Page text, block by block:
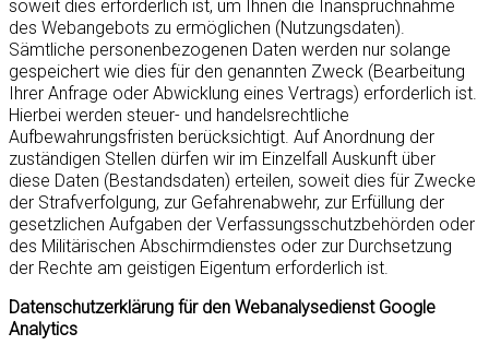
soweit dies erforderlich ist, um Ihnen die Inanspruchnahme
des Webangebots zu ermöglichen (Nutzungsdaten).
Sämtliche personenbezogenen Daten werden nur solange
gespeichert wie dies für den genannten Zweck (Bearbeitung
Ihrer Anfrage oder Abwicklung eines Vertrags) erforderlich ist.
Hierbei werden steuer- und handelsrechtliche
Aufbewahrungsfristen berücksichtigt. Auf Anordnung der
zuständigen Stellen dürfen wir im Einzelfall Auskunft über
diese Daten (Bestandsdaten) erteilen, soweit dies für Zwecke
der Strafverfolgung, zur Gefahrenabwehr, zur Erfüllung der
gesetzlichen Aufgaben der Verfassungsschutzbehörden oder
des Militärischen Abschirmdienstes oder zur Durchsetzung
der Rechte am geistigen Eigentum erforderlich ist.
Datenschutzerklärung für den Webanalysedienst Google
Analytics